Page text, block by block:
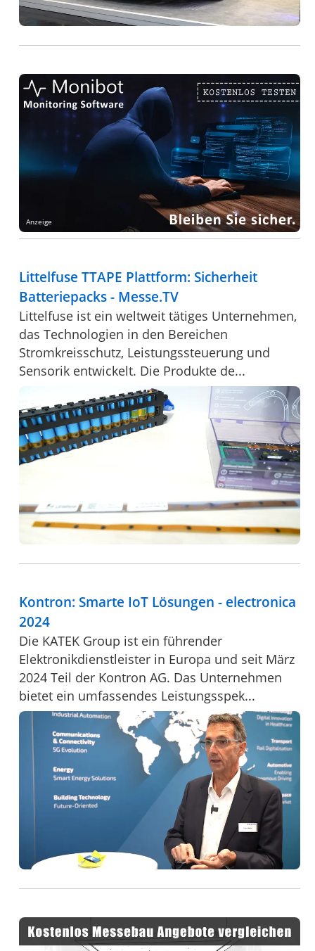
Anzeige
Littelfuse TTAPE Plattform: Sicherheit
Batteriepacks - Messe.TV
Littelfuse ist ein weltweit tätiges Unternehmen,
das Technologien in den Bereichen
Stromkreisschutz, Leistungssteuerung und
Sensorik entwickelt. Die Produkte de...
Kontron: Smarte IoT Lösungen - electronica
2024
Die KATEK Group ist ein führender
Elektronikdienstleister in Europa und seit März
2024 Teil der Kontron AG. Das Unternehmen
bietet ein umfassendes Leistungsspek...